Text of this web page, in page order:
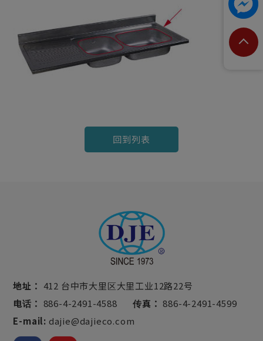
回到列表
地址： 412 台中市大里区大里工业12路22号
电话： 886-4-2491-4588 传真： 886-4-2491-4599
E-mail: dajie@dajieco.com